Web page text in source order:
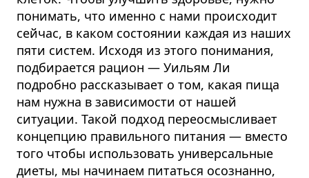
понимать, что именно с нами происходит
сейчас, в каком состоянии каждая из наших
пяти систем. Исходя из этого понимания,
подбирается рацион — Уильям Ли
подробно рассказывает о том, какая пища
нам нужна в зависимости от нашей
ситуации. Такой подход переосмысливает
концепцию правильного питания — вместо
того чтобы использовать универсальные
диеты, мы начинаем питаться осознанно,